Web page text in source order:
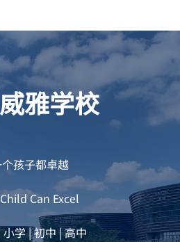
雅学校
孩子都卓越
Can Excel
学 | 初中 | 高中